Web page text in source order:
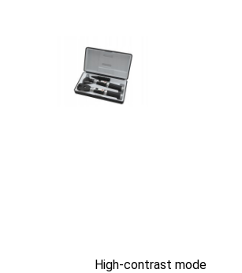
High-contrast mode